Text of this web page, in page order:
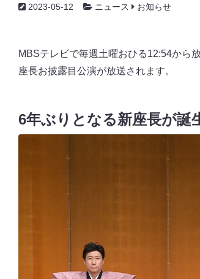
2023-05-12 ニュース お知らせ
MBSテレビで毎週土曜おひる12:54から
座長お披露目公演が放送されます。
6年ぶりとなる新座長が誕